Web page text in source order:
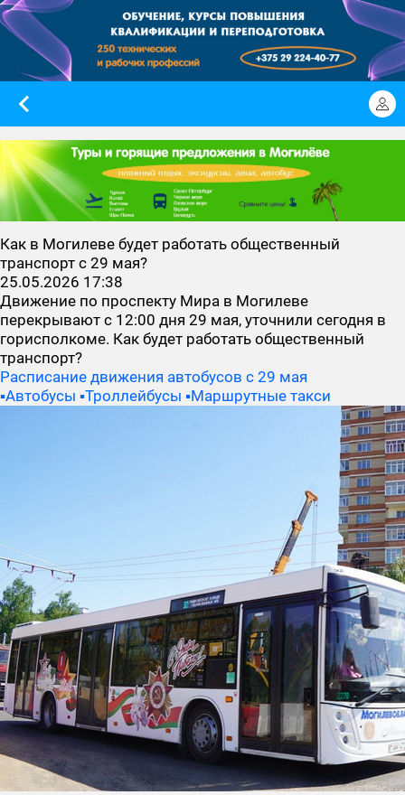
Как в Могилеве будет работать общественный
транспорт с 29 мая?
25.05.2026 17:38
Движение по проспекту Мира в Могилеве
перекрывают с 12:00 дня 29 мая, уточнили сегодня в
горисполкоме. Как будет работать общественный
транспорт?
Расписание движения автобусов с 29 мая
▪️Автобусы ▪️Троллейбусы ▪️Маршрутные такси